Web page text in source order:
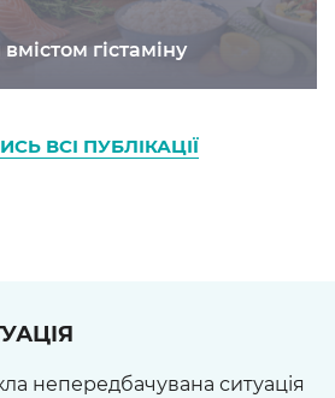
гістаміну
ВСІ ПУБЛІКАЦІЇ
непередбачувана ситуація